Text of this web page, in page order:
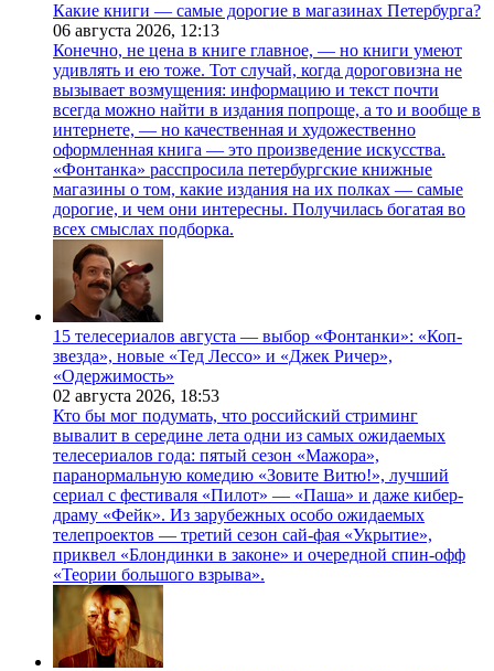
Какие книги — самые дорогие в магазинах Петербурга?
06 августа 2026, 12:13
Конечно, не цена в книге главное, — но книги умеют
удивлять и ею тоже. Тот случай, когда дороговизна не
вызывает возмущения: информацию и текст почти
всегда можно найти в издания попроще, а то и вообще в
интернете, — но качественная и художественно
оформленная книга — это произведение искусства.
«Фонтанка» расспросила петербургские книжные
магазины о том, какие издания на их полках — самые
дорогие, и чем они интересны. Получилась богатая во
всех смыслах подборка.
15 телесериалов августа — выбор «Фонтанки»: «Коп-
звезда», новые «Тед Лессо» и «Джек Ричер»,
«Одержимость»
02 августа 2026, 18:53
Кто бы мог подумать, что российский стриминг
вывалит в середине лета одни из самых ожидаемых
телесериалов года: пятый сезон «Мажора»,
паранормальную комедию «Зовите Витю!», лучший
сериал с фестиваля «Пилот» — «Паша» и даже кибер-
драму «Фейк». Из зарубежных особо ожидаемых
телепроектов — третий сезон сай-фая «Укрытие»,
приквел «Блондинки в законе» и очередной спин-офф
«Теории большого взрыва».